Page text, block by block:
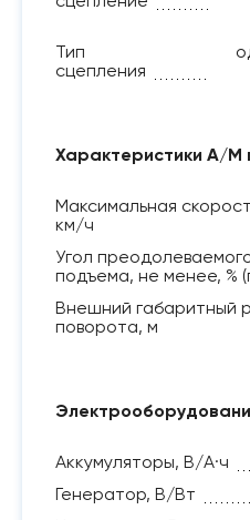
Тип
сцепления
Характеристики А/М
Максимальная
км/ч
Угол
подъема, не менее, %
Внешний габаритный
поворота, м
Аккумуляторы, В/А·ч
Генератор, В/Вт